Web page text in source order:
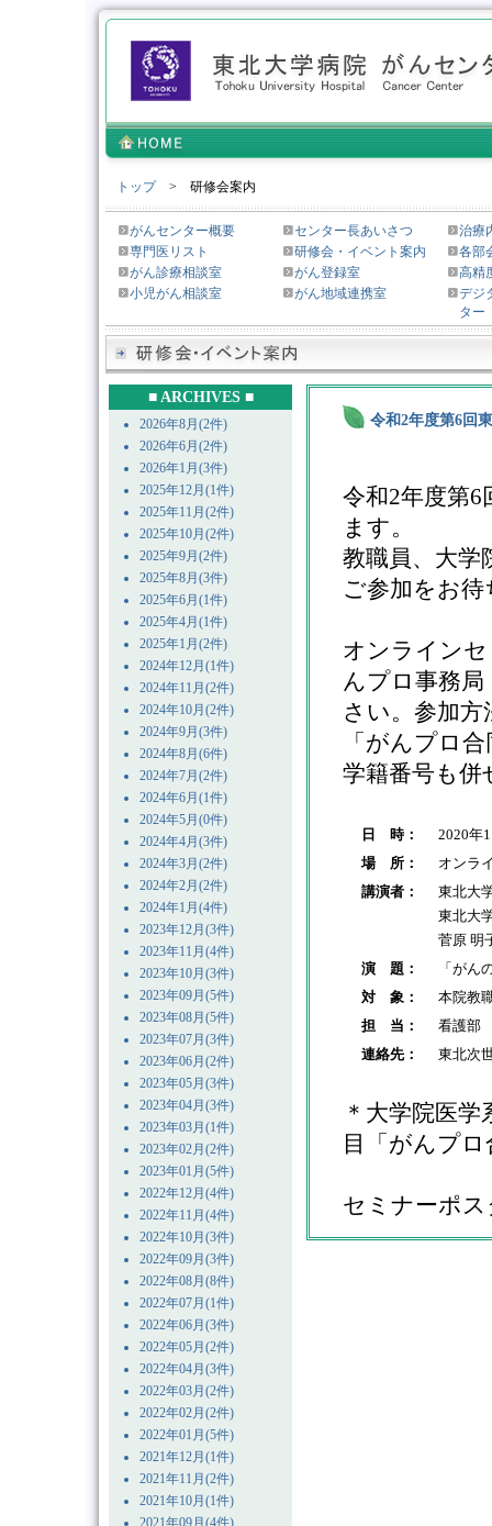
トップ> 研修会案内
がんセンター概要 センター長あいさつ
治療
専門医リスト
研修会・イベント案内
各部
がん診療相談室
がん登録室
高精
小児がん相談室
がん地域連携室
デジ
ター
■ ARCHIVES ■
2026年8月(2件)
2026年6月(2件)
2026年1月(3件)
2025年12月(1件)
2025年11月(2件)
2025年10月(2件)
2025年9月(2件)
2025年8月(3件)
2025年6月(1件)
2025年4月(1件)
2025年1月(2件)
2024年12月(1件)
2024年11月(2件)
2024年10月(2件)
2024年9月(3件)
2024年8月(6件)
2024年7月(2件)
2024年6月(1件)
2024年5月(0件)
2024年4月(3件)
2024年3月(2件)
2024年2月(2件)
2024年1月(4件)
2023年12月(3件)
2023年11月(4件)
2023年10月(3件)
2023年09月(5件)
2023年08月(5件)
2023年07月(3件)
2023年06月(2件)
2023年05月(3件)
2023年04月(3件)
2023年03月(1件)
2023年02月(2件)
2023年01月(5件)
2022年12月(4件)
2022年11月(4件)
2022年10月(3件)
2022年09月(3件)
2022年08月(8件)
2022年07月(1件)
2022年06月(3件)
2022年05月(2件)
2022年04月(3件)
2022年03月(2件)
2022年02月(2件)
2022年01月(5件)
2021年12月(1件)
2021年11月(2件)
2021年10月(1件)
2021年09月(4件)
令和2年度第6回
令和2年度第
ます。
教職員、大学
ご参加をお
オンライン
んプロ事務局
さい。参加
「がんプロ
学籍番号も
日 時：
2020年
場 所：
オンラ
講演者：
東北大
東北大
菅原
演 題：
「がん
対 象：
本院教
担 当：
看護部
連絡先：
東北次
＊大学院医
目「がんプ
セミナーポ